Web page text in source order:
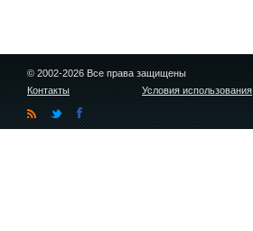
© 2002-2026 Все права защищены
Контакты
Условия использования